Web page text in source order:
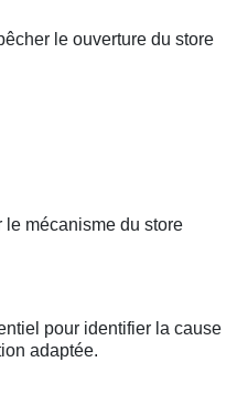
le ouverture du store
mécanisme du store
pour identifier la cause
adaptée.